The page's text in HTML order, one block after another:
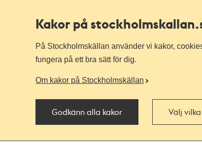
Kakor på stockholmskallan
På Stockholmskällan använder vi kakor,
fungera på ett bra sätt för dig.
Om kakor på Stockholmskällan
Godkänn alla kakor Välj